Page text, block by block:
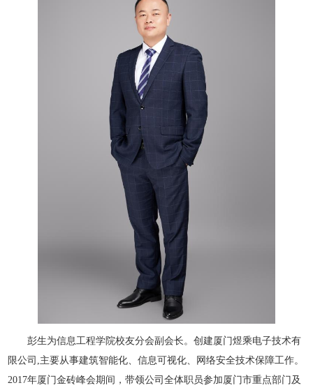
彭生为信息工程学院校友分会副会长。创建厦门煜乘电子技术有
限公司 主要从事建筑智能化、信息可视化、网络安全技术保障工作。
2017年厦门金砖峰会期间，带领公司全体职员参加厦门市重点部门及